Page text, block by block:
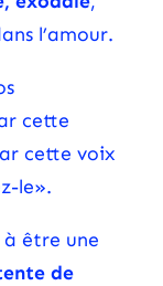
l’amour.
cette
cette voix
le».
être une
de